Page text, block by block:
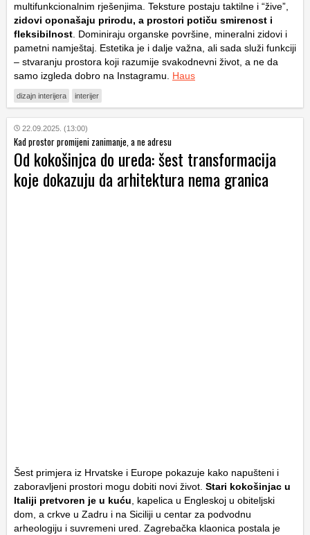
multifunkcionalnim rješenjima. Teksture postaju taktilne i “žive”,
zidovi oponašaju prirodu, a prostori potiču smirenost i
fleksibilnost. Dominiraju organske površine, mineralni zidovi i
pametni namještaj. Estetika je i dalje važna, ali sada služi funkciji
– stvaranju prostora koji razumije svakodnevni život, a ne da
samo izgleda dobro na Instagramu. Haus
dizajn interijera interijer
22.09.2025. (13:00)
Kad prostor promijeni zanimanje, a ne adresu
Od kokošinjca do ureda: šest transformacija
koje dokazuju da arhitektura nema granica
Šest primjera iz Hrvatske i Europe pokazuje kako napušteni i
zaboravljeni prostori mogu dobiti novi život. Stari kokošinjac u
Italiji pretvoren je u kuću, kapelica u Engleskoj u obiteljski
dom, a crkve u Zadru i na Siciliji u centar za podvodnu
arheologiju i suvremeni ured. Zagrebačka klaonica postala je